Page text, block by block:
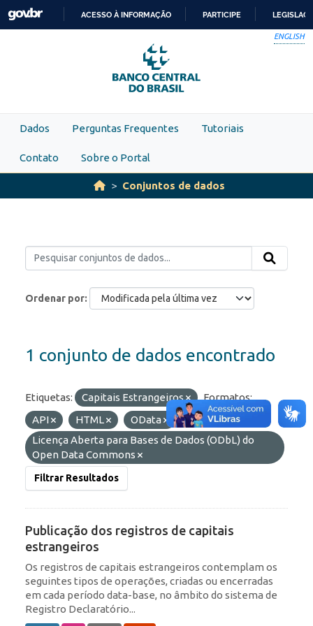
Skip to main content
PARA
O
CONTEÚDO
ACESSO À INFORMAÇÃO PARTICIPE
ENGLISH
Dados Perguntas Frequentes Tutoriais
Contato Sobre o Portal
Conjuntos de dados
Ordenar por
1 conjunto de dados encontrado
Etiquetas: Capitais Estrangeiros
Formatos:
API
HTML OData
Licenças:
Licença Aberta para Bases de Dados (ODbL) do
Open Data Commons
Filtrar Resultados
Publicação dos registros de capitais
estrangeiros
Os registros de capitais estrangeiros contemplam os
seguintes tipos de operações, criadas ou encerradas
em cada período data-base, no âmbito do sistema de
Registro Declaratório...